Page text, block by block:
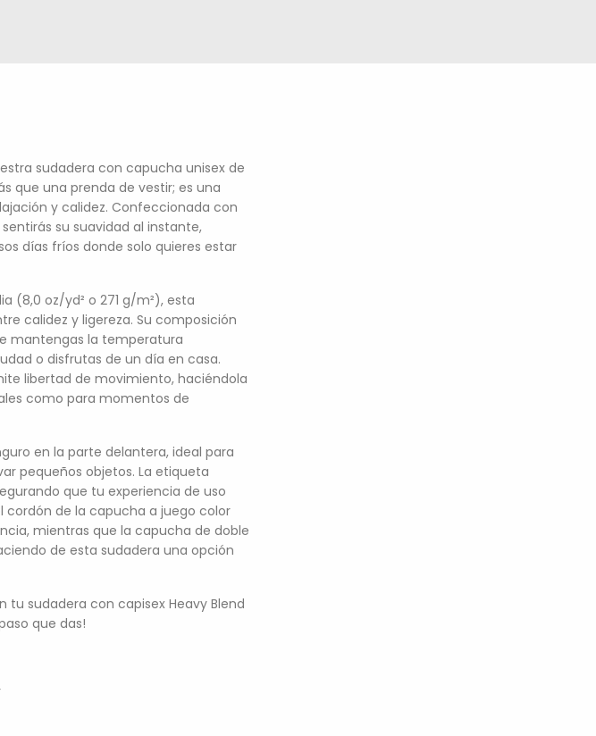
sudadera con capucha unisex de
que una prenda de vestir; es una
y calidez. Confeccionada con
su suavidad al instante,
días fríos donde solo quieres estar
(8,0 oz/yd² o 271 g/m²), esta
calidez y ligereza. Su composición
mantengas la temperatura
o disfrutas de un día en casa.
libertad de movimiento, haciéndola
como para momentos de
en la parte delantera, ideal para
pequeños objetos. La etiqueta
que tu experiencia de uso
cordón de la capucha a juego color
mientras que la capucha de doble
de esta sudadera una opción
tu sudadera con capisex Heavy Blend
que das!